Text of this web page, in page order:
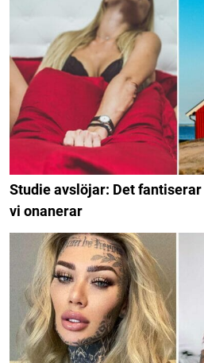
Studie avslöjar: Det
vi onanerar